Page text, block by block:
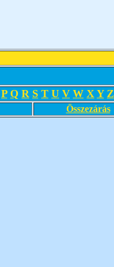
P Q R S T U V W X Y Z
Összezárás